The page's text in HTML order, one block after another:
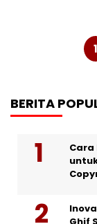
Navigasi
1
BERITA
Cara